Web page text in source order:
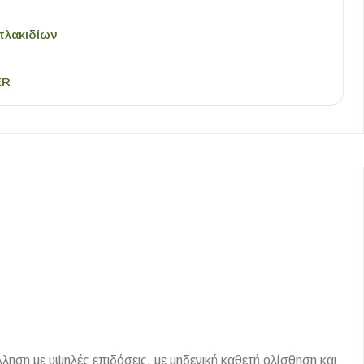
με υψηλές επιδόσεις, με μηδενική καθετή ολίσθηση και